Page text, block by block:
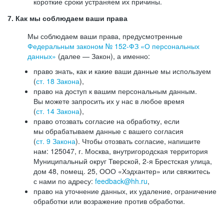
7. Как мы соблюдаем ваши права
Мы соблюдаем ваши права, предусмотренные
Федеральным законом № 152-ФЗ «О персональных
данных» (далее — Закон), а именно:
право знать, как и какие ваши данные мы используем
(ст. 18 Закона),
право на доступ к вашим персональным данным.
Вы можете запросить их у нас в любое время
(ст. 14 Закона),
право отозвать согласие на обработку, если
мы обрабатываем данные с вашего согласия
(ст. 9 Закона). Чтобы отозвать согласие, напишите
нам: 125047, г. Москва, внутригородская территория
Муниципальный округ Тверской, 2-я Брестская улица,
дом 48, помещ. 25, ООО «Хэдхантер» или свяжитесь
с нами по адресу: feedback@hh.ru,
право на уточнение данных, их удаление, ограничение
обработки или возражение против обработки.